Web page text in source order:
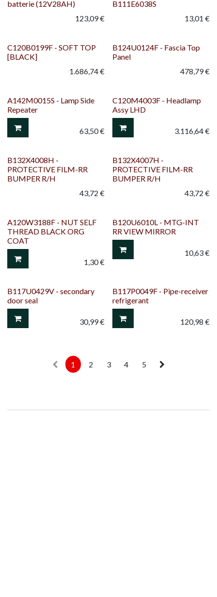
batterie (12V28AH)
123,09€
B111E6038S
13,01 €
C120B0199F - SOFT TOP
[BLACK]
1.686,74€
B124U0124F - Fascia Top
Panel
478,79€
A142M0015S - Lamp Side
Repeater
63,50€
C120M4003F - Headlamp
Assy LHD
3.116,64€
B132X4008H -
PROTECTIVE FILM-RR
BUMPER R/H
43,72 €
B132X4007H -
PROTECTIVE FILM-RR
BUMPER R/H
43,72 €
A120W3188F - NUT SELF
THREAD BLACK ORG
COAT
1,30€
B120U6010L - MTG-INT
RR VIEW MIRROR
10,63€
B117U0429V - secondary
door seal
30,99€
B117P0049F - Pipe-receiver
refrigerant
120,98 €
1 2 3 4 5